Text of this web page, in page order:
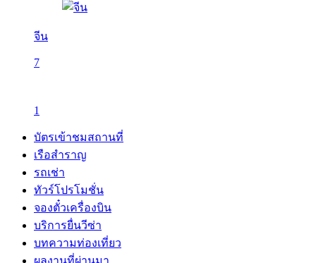
จีน
7
1
บัตรเข้าชมสถานที่
เรือสำราญ
รถเช่า
ทัวร์โปรโมชั่น
จองตั๋วเครื่องบิน
บริการยื่นวีซ่า
บทความท่องเที่ยว
ผลงานที่ผ่านมา